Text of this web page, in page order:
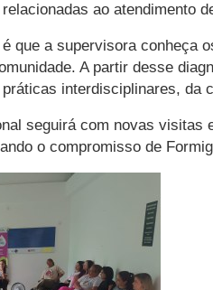
ao atendimento
que a supervisora conheça
A partir desse
interdisciplinares,
seguirá com novas visitas
o compromisso de